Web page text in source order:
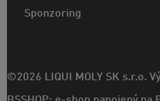
Sponzoring
©2026 LIQUI MOLY SK s.r.o.